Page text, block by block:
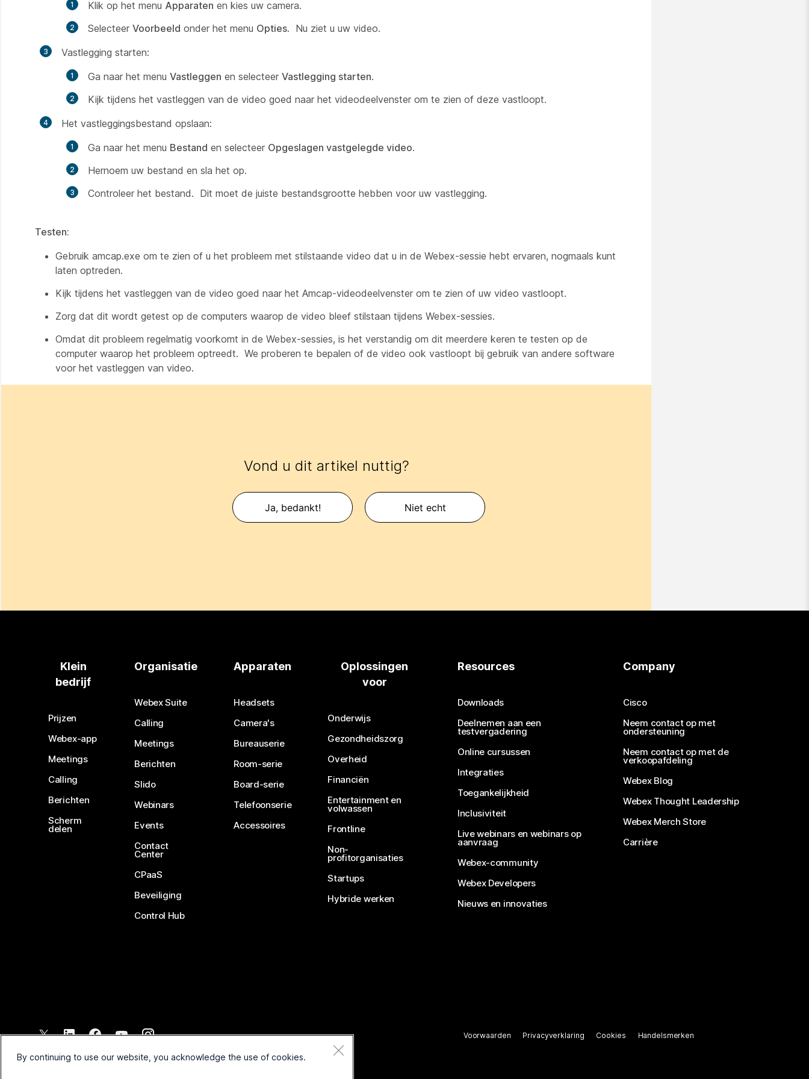
Klik op het menu Apparaten en kies uw camera.
Selecteer Voorbeeld onder het menu Opties. Nu ziet u uw video.
Vastlegging starten:
Ga naar het menu Vastleggen en selecteer Vastlegging starten.
Kijk tijdens het vastleggen van de video goed naar het videodeelvenster om te zien of deze vastloopt.
Het vastleggingsbestand opslaan:
Ga naar het menu Bestand en selecteer Opgeslagen vastgelegde video.
Hernoem uw bestand en sla het op.
Controleer het bestand. Dit moet de juiste bestandsgrootte hebben voor uw vastlegging.
Testen:
Gebruik amcap.exe om te zien of u het probleem met stilstaande video dat u in de Webex-sessie hebt ervaren, nogmaals kunt
laten optreden.
Kijk tijdens het vastleggen van de video goed naar het Amcap-videodeelvenster om te zien of uw video vastloopt.
Zorg dat dit wordt getest op de computers waarop de video bleef stilstaan tijdens Webex-sessies.
Omdat dit probleem regelmatig voorkomt in de Webex-sessies, is het verstandig om dit meerdere keren te testen op de
computer waarop het probleem optreedt. We proberen te bepalen of de video ook vastloopt bij gebruik van andere software
voor het vastleggen van video.
Vond u dit artikel nuttig?
Ja, bedankt! Niet echt
Klein
bedrijf
Prijzen
Webex-app
Meetings
Calling
Berichten
Scherm
delen
Organisatie
Webex Suite
Calling
Meetings
Berichten
Slido
Webinars
Events
Contact
Center
CPaaS
Beveiliging
Control Hub
Apparaten
Headsets
Camera's
Bureauserie
Room-serie
Board-serie
Telefoonserie
Accessoires
Oplossingen
voor
Onderwijs
Gezondheidszorg
Overheid
Financiën
Entertainment en
volwassen
Frontline
Non-
profitorganisaties
Startups
Hybride werken
Resources
Downloads
Deelnemen aan een
testvergadering
Online cursussen
Integraties
Toegankelijkheid
Inclusiviteit
Live webinars en webinars op
aanvraag
Webex-community
Webex Developers
Nieuws en innovaties
Company
Cisco
Neem contact op met
ondersteuning
Neem contact op met de
verkoopafdeling
Webex Blog
Webex Thought Leadership
Webex Merch Store
Carrière
2026 Cisco en/of de dochterondernemingen. Alle rechten voorbehouden.
Voorwaarden Privacyverklaring Cookies Handelsmerken
By continuing to use our website, you acknowledge the use of cookies.